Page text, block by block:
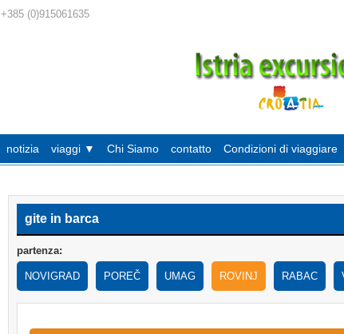
+385 (0)915061635
notizia viaggi ▼ Chi Siamo contatto Condizioni di viaggiare
gite in barca
partenza:
NOVIGRAD POREČ UMAG ROVINJ RABAC